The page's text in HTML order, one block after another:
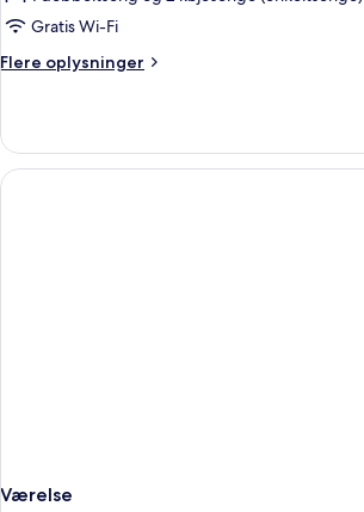
flere
senge
-
ryger
(Separate
Living
Gratis Wi-Fi
Flere oplysninger
Flere
studiolejlighed
flere
Værelse